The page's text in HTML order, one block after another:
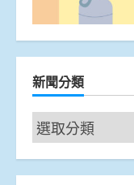
新聞分類
新
聞
分